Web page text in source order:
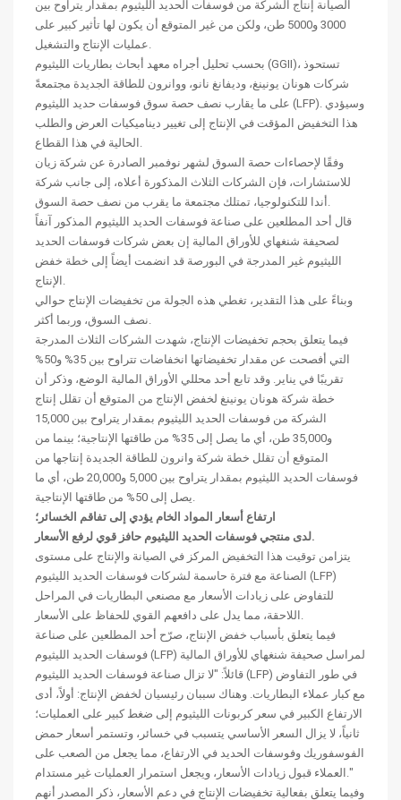
الصيانة إنتاج الشركة من فوسفات الحديد الليثيوم بمقدار يتراوح بين
3000 و5000 طن، ولكن من غير المتوقع أن يكون لها تأثير كبير على
عمليات الإنتاج والتشغيل.
بحسب تحليل أجراه معهد أبحاث بطاريات الليثيوم (GGII)، تستحوذ
شركات هونان يونينغ، وديفانغ نانو، ووانرون للطاقة الجديدة مجتمعةً
على ما يقارب نصف حصة سوق فوسفات حديد الليثيوم (LFP). وسيؤدي
هذا التخفيض المؤقت في الإنتاج إلى تغيير ديناميكيات العرض والطلب
الحالية في هذا القطاع.
وفقًا لإحصاءات حصة السوق لشهر نوفمبر الصادرة عن شركة زيان
للاستشارات، فإن الشركات الثلاث المذكورة أعلاه، إلى جانب شركة
أندا للتكنولوجيا، تمتلك مجتمعة ما يقرب من نصف حصة السوق.
قال أحد المطلعين على صناعة فوسفات الحديد الليثيوم المذكور آنفاً
لصحيفة شنغهاي للأوراق المالية إن بعض شركات فوسفات الحديد
الليثيوم غير المدرجة في البورصة قد انضمت أيضاً إلى خطة خفض
الإنتاج.
وبناءً على هذا التقدير، تغطي هذه الجولة من تخفيضات الإنتاج حوالي
نصف السوق، وربما أكثر.
فيما يتعلق بحجم تخفيضات الإنتاج، شهدت الشركات الثلاث المدرجة
التي أفصحت عن مقدار تخفيضاتها انخفاضات تتراوح بين 35% و50%
تقريبًا في يناير. وقد تابع أحد محللي الأوراق المالية الوضع، وذكر أن
خطة شركة هونان يونينغ لخفض الإنتاج من المتوقع أن تقلل إنتاج
الشركة من فوسفات الحديد الليثيوم بمقدار يتراوح بين 15,000
و35,000 طن، أي ما يصل إلى 35% من طاقتها الإنتاجية؛ بينما من
المتوقع أن تقلل خطة شركة وانرون للطاقة الجديدة إنتاجها من
فوسفات الحديد الليثيوم بمقدار يتراوح بين 5,000 و20,000 طن، أي ما
يصل إلى 50% من طاقتها الإنتاجية.
ارتفاع أسعار المواد الخام يؤدي إلى تفاقم الخسائر؛
لدى منتجي فوسفات الحديد الليثيوم حافز قوي لرفع الأسعار.
يتزامن توقيت هذا التخفيض المركز في الصيانة والإنتاج على مستوى
الصناعة مع فترة حاسمة لشركات فوسفات الحديد الليثيوم (LFP)
للتفاوض على زيادات الأسعار مع مصنعي البطاريات في المراحل
اللاحقة، مما يدل على دافعهم القوي للحفاظ على الأسعار.
فيما يتعلق بأسباب خفض الإنتاج، صرّح أحد المطلعين على صناعة
فوسفات الحديد الليثيوم (LFP) لمراسل صحيفة شنغهاي للأوراق المالية
قائلاً: "لا تزال صناعة فوسفات الحديد الليثيوم (LFP) في طور التفاوض
مع كبار عملاء البطاريات. وهناك سببان رئيسيان لخفض الإنتاج: أولاً، أدى
الارتفاع الكبير في سعر كربونات الليثيوم إلى ضغط كبير على العمليات؛
ثانياً، لا يزال السعر الأساسي يتسبب في خسائر، وتستمر أسعار حمض
الفوسفوريك وفوسفات الحديد في الارتفاع، مما يجعل من الصعب على
العملاء قبول زيادات الأسعار، ويجعل استمرار العمليات غير مستدام."
وفيما يتعلق بفعالية تخفيضات الإنتاج في دعم الأسعار، ذكر المصدر أنهم